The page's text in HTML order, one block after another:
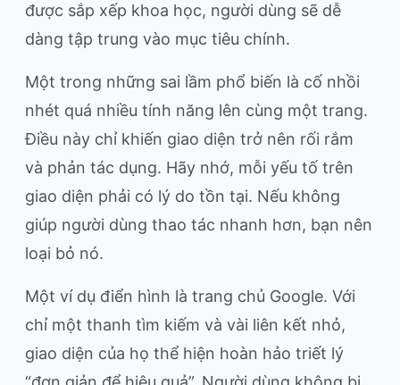
được sắp xếp khoa học, người dùng sẽ dễ
dàng tập trung vào mục tiêu chính.
Một trong những sai lầm phổ biến là cố nhồi
nhét quá nhiều tính năng lên cùng một trang.
Điều này chỉ khiến giao diện trở nên rối rắm
và phản tác dụng. Hãy nhớ, mỗi yếu tố trên
giao diện phải có lý do tồn tại. Nếu không
giúp người dùng thao tác nhanh hơn, bạn nên
loại bỏ nó.
Một ví dụ điển hình là trang chủ Google. Với
chỉ một thanh tìm kiếm và vài liên kết nhỏ,
giao diện của họ thể hiện hoàn hảo triết lý